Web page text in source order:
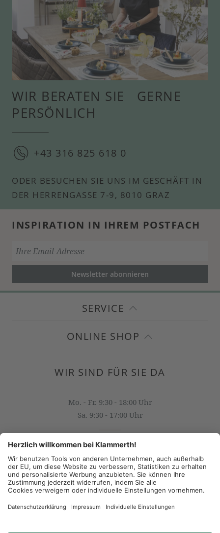
WIR BERATEN SIE GERNE
PERSÖNLICH
+43 316 825 618 0
ODER BESUCHEN SIE UNS IM GESCHÄFT IN
DER HERRENGASSE 7-9, 8010 GRAZ
INSPIRATION IN IHREM POSTFACH
Newsletter abonnieren
SERVICE
ONLINE SHOP
WIR SIND FÜR SIE DA
Mo. - Fr. 9:30 - 18:00 Uhr
Sa. 9:30 - 17:00 Uhr
OFFICE@KLAMMERTH.AT
+43 316 825 618 0